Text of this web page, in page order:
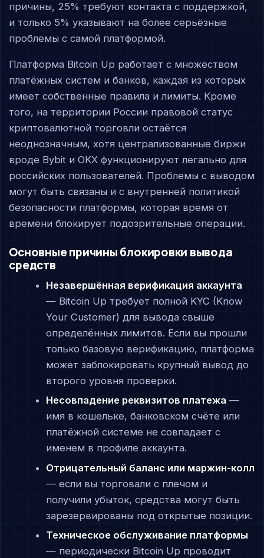
причины, 25% требуют контакта с поддержкой,
и только 5% указывают на более серьёзные
проблемы с самой платформой.
Платформа Bitcoin Up работает с множеством
платёжных систем и банков, каждая из которых
имеет собственные правила и лимиты. Кроме
того, на территории России правовой статус
криптовалютной торговли остаётся
неоднозначным, хотя централизованные биржи
вроде Bybit и OKX функционируют легально для
российских пользователей. Проблемы с выводом
могут быть связаны и с внутренней политикой
безопасности платформы, которая время от
времени блокирует подозрительные операции.
Основные причины блокировки вывода
средств
Незавершённая верификация аккаунта
— Bitcoin Up требует полной KYC (Know
Your Customer) для вывода свыше
определённых лимитов. Если вы прошли
только базовую верификацию, платформа
может заблокировать крупный вывод до
второго уровня проверки.
Несовпадение реквизитов платежа —
имя в кошельке, банковском счёте или
платёжной системе не совпадает с
именем в профиле аккаунта.
Отрицательный баланс или маржин-колл
— если вы торговали с плечом и
получили убыток, средства могут быть
зарезервированы под открытые позиции.
Техническое обслуживание платформы
— периодически Bitcoin Up проводит